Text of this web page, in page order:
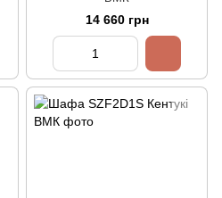
14 660 грн